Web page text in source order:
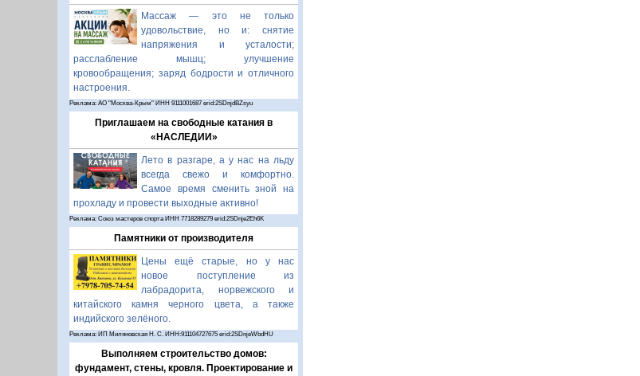
Массаж — это не только
удовольствие, но и: снятие
напряжения и усталости;
расслабление мышц; улучшение
кровообращения; заряд бодрости и отличного
настроения.
Реклама: АО "Москва-Крым" ИНН 9111001687 erid:2SDnjdBZsyu
Приглашаем на свободные катания в
«НАСЛЕДИИ»
Лето в разгаре, а у нас на льду
всегда свежо и комфортно.
Самое время сменить зной на
прохладу и провести выходные активно!
Реклама: Союз мастеров спорта ИНН 7718289279 erid:2SDnje2Eh6K
Памятники от производителя
Цены ещё старые, но у нас
новое поступление из
лабрадорита, норвежского и
китайского камня черного цвета, а также
индийского зелёного.
Реклама: ИП Миляновская Н. С. ИНН:911104727675 erid:2SDnjeWbdHU
Выполняем строительство домов:
фундамент, стены, кровля. Проектирование и